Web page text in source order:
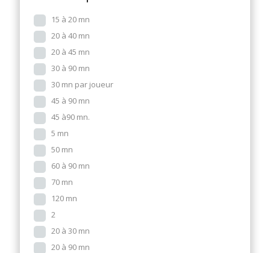
15 à 20 mn
20 à 40 mn
20 à 45 mn
30 à 90 mn
30 mn par joueur
45 à 90 mn
45 à90 mn.
5 mn
50 mn
60 à 90 mn
70 mn
120 mn
2
20 à 30 mn
20 à 90 mn